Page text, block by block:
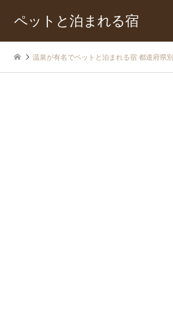
ペットと泊まれる宿
温泉が有名でペットと泊まれる宿 都道府県別